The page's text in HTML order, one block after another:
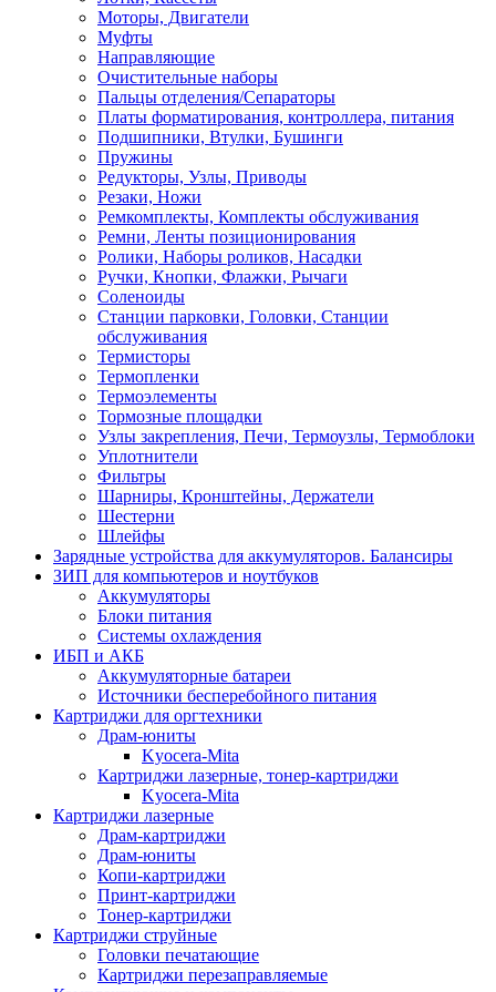
Моторы, Двигатели
Муфты
Направляющие
Очистительные наборы
Пальцы отделения/Сепараторы
Платы форматирования, контроллера, питания
Подшипники, Втулки, Бушинги
Пружины
Редукторы, Узлы, Приводы
Резаки, Ножи
Ремкомплекты, Комплекты обслуживания
Ремни, Ленты позиционирования
Ролики, Наборы роликов, Насадки
Ручки, Кнопки, Флажки, Рычаги
Соленоиды
Станции парковки, Головки, Станции
обслуживания
Термисторы
Термопленки
Термоэлементы
Тормозные площадки
Узлы закрепления, Печи, Термоузлы, Термоблоки
Уплотнители
Фильтры
Шарниры, Кронштейны, Держатели
Шестерни
Шлейфы
Зарядные устройства для аккумуляторов. Балансиры
ЗИП для компьютеров и ноутбуков
Аккумуляторы
Блоки питания
Системы охлаждения
ИБП и АКБ
Аккумуляторные батареи
Источники бесперебойного питания
Картриджи для оргтехники
Драм-юниты
Kyocera-Mita
Картриджи лазерные, тонер-картриджи
Kyocera-Mita
Картриджи лазерные
Драм-картриджи
Драм-юниты
Копи-картриджи
Принт-картриджи
Тонер-картриджи
Картриджи струйные
Головки печатающие
Картриджи перезаправляемые